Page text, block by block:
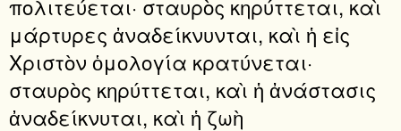
πολιτεύεται· σταυρὸς κηρύττεται, καὶ
μάρτυρες ἀναδείκνυνται, καὶ ἡ εἰς
Χριστὸν ὁμολογία κρατύνεται·
σταυρὸς κηρύττεται, καὶ ἡ ἀνάστασις
ἀναδείκνυται, καὶ ἡ ζωὴ